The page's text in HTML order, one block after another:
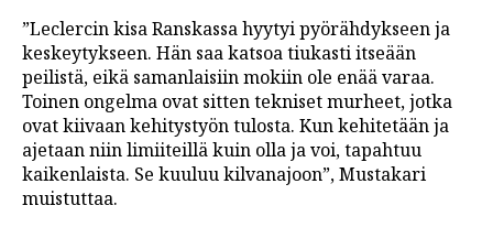
”Leclercin kisa Ranskassa hyytyi pyörähdykseen ja
keskeytykseen. Hän saa katsoa tiukasti itseään
peilistä, eikä samanlaisiin mokiin ole enää varaa.
Toinen ongelma ovat sitten tekniset murheet, jotka
ovat kiivaan kehitystyön tulosta. Kun kehitetään ja
ajetaan niin limiiteillä kuin olla ja voi, tapahtuu
kaikenlaista. Se kuuluu kilvanajoon”, Mustakari
muistuttaa.